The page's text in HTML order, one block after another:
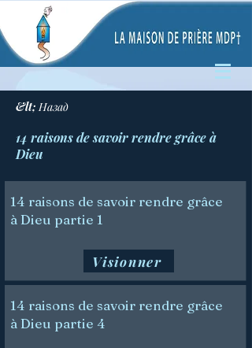
&lt; Назад
14 raisons de savoir rendre grâce à
Dieu
14 raisons de savoir rendre grâce
à Dieu partie 1
Visionner
14 raisons de savoir rendre grâce
à Dieu partie 4